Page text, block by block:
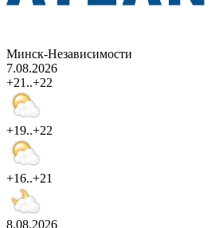
Минск-Независимости
7.08.2026
+21..+22
+19..+22
+16..+21
8.08.2026